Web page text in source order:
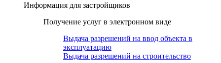
Информация для застройщиков
Получение услуг в электронном виде
Выдача разрешений на ввод объекта в
эксплуатацию
Выдача разрешений на строительство